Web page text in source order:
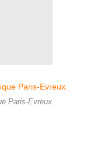
Paris-Evreux.